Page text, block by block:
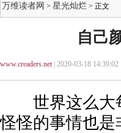
万维读者网 > 星光灿烂 > 正文
自己
www.creaders.net| 2020-03-18
世界这么大每
怪怪的事情也